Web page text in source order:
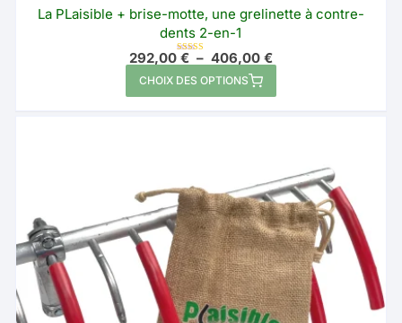
La PLaisible + brise-motte, une grelinette à contre-
dents 2-en-1
Note
sur 5
292,00 € – 406,00 €Plage
de
292,00 €
CHOIX DES OPTIONS
produit
Les
options
peuvent
être
choisies
sur
la